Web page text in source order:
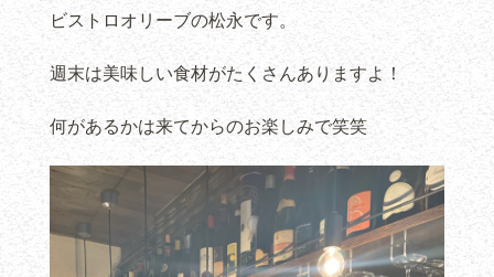
ビストロオリーブの松永です。
週末は美味しい食材がたくさんありますよ！
何があるかは来てからのお楽しみで笑笑